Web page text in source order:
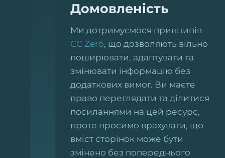
Домовленість
Ми дотримуємося принципів
CC Zero, що дозволяють вільно
поширювати, адаптувати та
змінювати інформацію без
додаткових вимог. Ви маєте
право переглядати та ділитися
посиланнями на цей ресурс,
проте просимо врахувати, що
вміст сторінок може бути
змінено без попереднього